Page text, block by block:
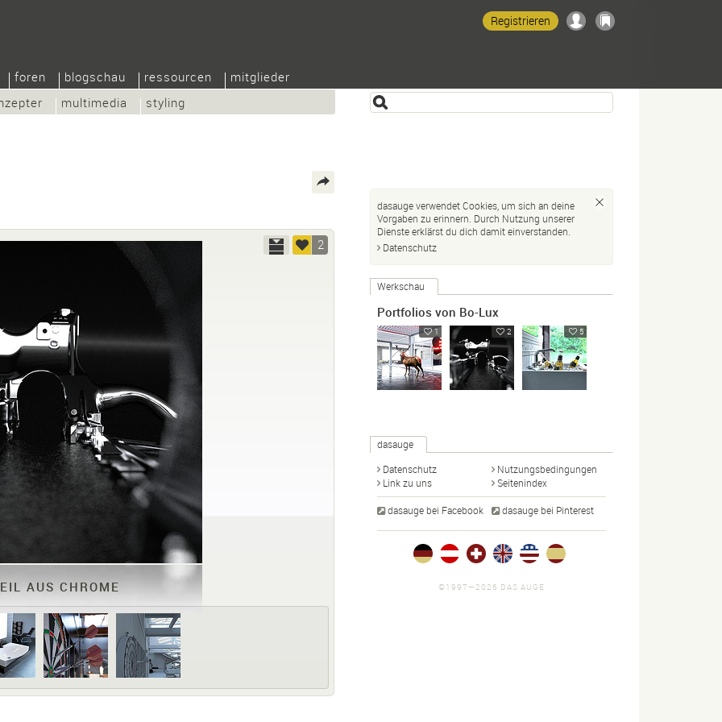
multimedia styling
foren blogschau ressourcen mitglieder
Registrieren
AUS CHROME
2
dasauge verwendet Cookies, um sich an deine
Vorgaben zu erinnern. Durch Nutzung unserer
Dienste erklärst du dich damit einverstanden.
Datenschutz
Werkschau
Portfolios von Bo-Lux
1 2 5
dasauge
Datenschutz
Nutzungsbedingungen
Link zu uns
Seitenindex
dasauge bei Facebook dasauge bei Pinterest
©1997—2026 DAS AUGE